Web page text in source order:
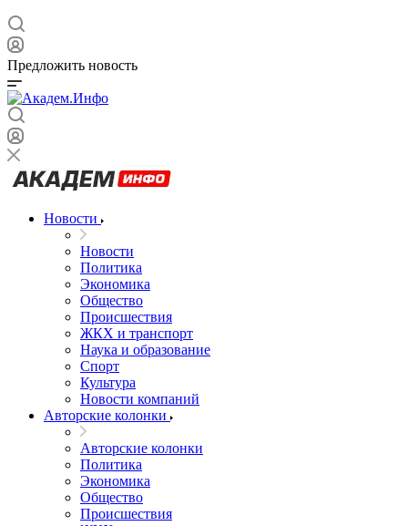
Предложить новость
Новости
Новости
Политика
Экономика
Общество
Происшествия
ЖКХ и транспорт
Наука и образование
Спорт
Культура
Новости компаний
Авторские колонки
Авторские колонки
Политика
Экономика
Общество
Происшествия